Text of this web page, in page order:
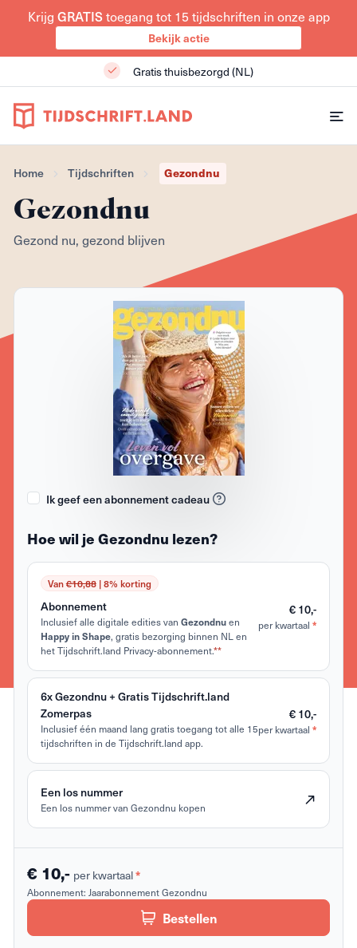
Krijg GRATIStoegang tot 15 tijdschriften in onze app
Bekijk actie
Gratis thuisbezorgd (NL)
Home Tijdschriften Gezondnu
Gezondnu
Gezond nu, gezond blijven
Ik geef een abonnement cadeau
Hoe wil je Gezondnu lezen?
Van€10,88| 8% korting
Abonnement
Inclusief alle digitale edities van Gezondnuen
Happy in Shape, gratis bezorging binnen NL en
het Tijdschrift.land Privacy-abonnement.**
€ 10,-
per kwartaal *
6x Gezondnu + Gratis Tijdschrift.land
Zomerpas
Inclusief één maand lang gratis toegang tot alle 15
tijdschriften in de Tijdschrift.land app.
€ 10,-
per kwartaal *
Een los nummer
Een los nummer van Gezondnu kopen
€ 10,- per kwartaal*
Abonnement: Jaarabonnement Gezondnu
Bestellen